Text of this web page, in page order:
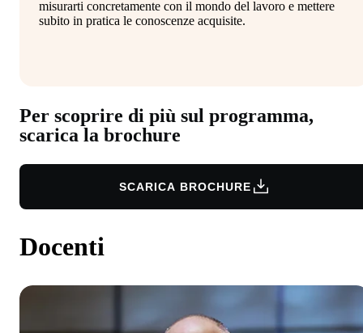
misurarti concretamente con il mondo del lavoro e mettere
subito in pratica le conoscenze acquisite.
Per scoprire di più sul programma,
scarica la brochure
SCARICA BROCHURE
Docenti